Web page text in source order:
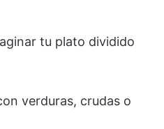
tu plato dividido
verduras, crudas o